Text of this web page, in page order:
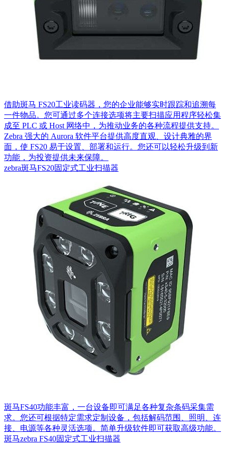
借助斑马 FS20工业读码器，您的企业能够实时跟踪和追溯每
一件物品。您可通过多个连接选项将主要扫描应用程序轻松集
成至 PLC 或 Host 网络中，为推动业务的各种流程提供支持。
Zebra 强大的 Aurora 软件平台提供高度直观、设计典雅的界
面，使 FS20 易于设置、部署和运行。您还可以轻松升级到新
功能，为投资提供未来保障。
zebra斑马FS20固定式工业扫描器
斑马FS40功能丰富，一台设备即可满足各种复杂条码采集需
求。您还可根据特定需求定制设备，包括解码范围、照明、连
接、电源等各种灵活选项。简单升级软件即可获取高级功能。
斑马zebra FS40固定式工业扫描器